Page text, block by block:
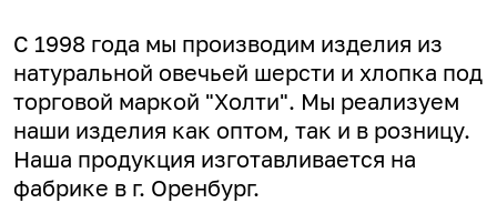
С 1998 года мы производим изделия из
натуральной овечьей шерсти и хлопка под
торговой маркой "Холти". Мы реализуем
наши изделия как оптом, так и в розницу.
Наша продукция изготавливается на
фабрике в г. Оренбург.